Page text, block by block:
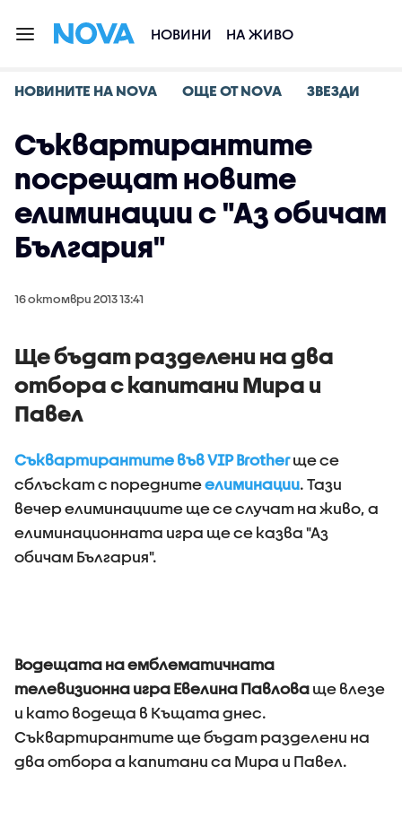
НОВИНИ НА ЖИВО
НОВИНИТЕ НА NOVA ОЩЕ ОТ NOVA ЗВЕЗДИ
Съквартирантите
посрещат новите
елиминации с "Аз обичам
България"
16 октомври 2013 13:41
Ще бъдат разделени на два
отбора с капитани Мира и
Павел
Съквартирантите във VIP Brotherще се
сблъскат с пореднитеелиминации. Тази
вечер елиминациите ще се случат на живо, а
елиминационната игра ще се казва "Аз
обичам България".
Водещата на емблематичната
телевизионна игра Евелина Павлова ще влезе
и като водеща в Къщата днес.
Съквартирантите ще бъдат разделени на
два отбора а капитани са Мира и Павел.